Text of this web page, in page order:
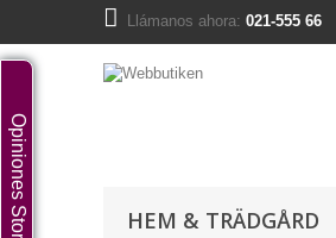
Llámanos ahora: 021-555 66
HEM & TRÄDGÅRD
Opiniones Store